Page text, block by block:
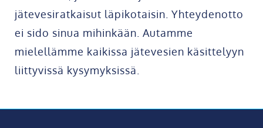
jätevesiratkaisut läpikotaisin. Yhteydenotto
ei sido sinua mihinkään. Autamme
mielellämme kaikissa jätevesien käsittelyyn
liittyvissä kysymyksissä.